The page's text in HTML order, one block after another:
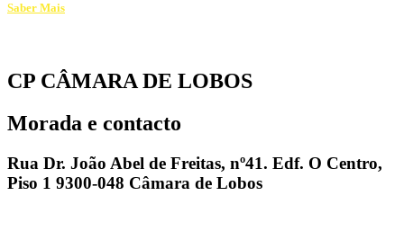
Saber Mais
CP CÂMARA DE LOBOS
Morada e contacto
Rua Dr. João Abel de Freitas, nº41. Edf. O Centro,
Piso 1 9300-048 Câmara de Lobos